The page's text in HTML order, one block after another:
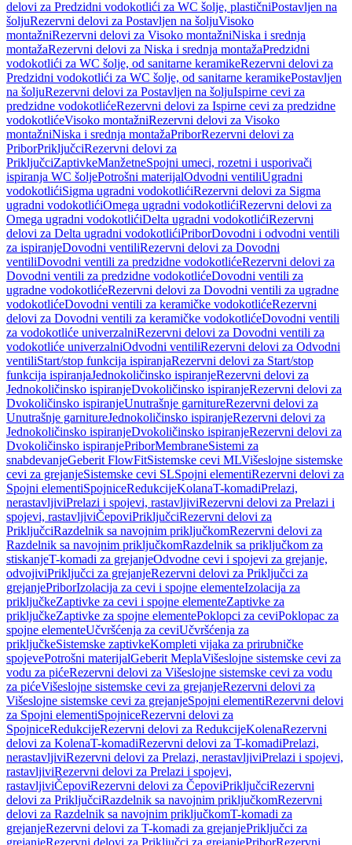
delovi za Predzidni vodokotlići za WC šolje, plastičniPostavljen na
šoljuRezervni delovi za Postavljen na šoljuVisoko
montažniRezervni delovi za Visoko montažniNiska i srednja
montažaRezervni delovi za Niska i srednja montažaPredzidni
vodokotlići za WC šolje, od sanitarne keramikeRezervni delovi za
Predzidni vodokotlići za WC šolje, od sanitarne keramikePostavljen
na šoljuRezervni delovi za Postavljen na šoljuIspirne cevi za
predzidne vodokotlićeRezervni delovi za Ispirne cevi za predzidne
vodokotlićeVisoko montažniRezervni delovi za Visoko
montažniNiska i srednja montažaPriborRezervni delovi za
PriborPriključciRezervni delovi za
PriključciZaptivkeManžetneSpojni umeci, rozetni i usporivači
ispiranja WC šoljePotrošni materijalOdvodni ventiliUgradni
vodokotlićiSigma ugradni vodokotlićiRezervni delovi za Sigma
ugradni vodokotlićiOmega ugradni vodokotlićiRezervni delovi za
Omega ugradni vodokotlićiDelta ugradni vodokotlićiRezervni
delovi za Delta ugradni vodokotlićiPriborDovodni i odvodni ventili
za ispiranjeDovodni ventiliRezervni delovi za Dovodni
ventiliDovodni ventili za predzidne vodokotlićeRezervni delovi za
Dovodni ventili za predzidne vodokotlićeDovodni ventili za
ugradne vodokotlićeRezervni delovi za Dovodni ventili za ugradne
vodokotlićeDovodni ventili za keramičke vodokotlićeRezervni
delovi za Dovodni ventili za keramičke vodokotlićeDovodni ventili
za vodokotliće univerzalniRezervni delovi za Dovodni ventili za
vodokotliće univerzalniOdvodni ventiliRezervni delovi za Odvodni
ventiliStart/stop funkcija ispiranjaRezervni delovi za Start/stop
funkcija ispiranjaJednokoličinsko ispiranjeRezervni delovi za
Jednokoličinsko ispiranjeDvokoličinsko ispiranjeRezervni delovi za
Dvokoličinsko ispiranjeUnutrašnje garnitureRezervni delovi za
Unutrašnje garnitureJednokoličinsko ispiranjeRezervni delovi za
Jednokoličinsko ispiranjeDvokoličinsko ispiranjeRezervni delovi za
Dvokoličinsko ispiranjePriborMembraneSistemi za
snabdevanjeGeberit FlowFitSistemske cevi MLVišeslojne sistemske
cevi za grejanjeSistemske cevi SLSpojni elementiRezervni delovi za
Spojni elementiSpojniceRedukcijeKolanaT-komadiPrelazi,
nerastavljiviPrelazi i spojevi, rastavljiviRezervni delovi za Prelazi i
spojevi, rastavljiviČepoviPriključciRezervni delovi za
PriključciRazdelnik sa navojnim priključkomRezervni delovi za
Razdelnik sa navojnim priključkomRazdelnik sa priključkom za
stiskanjeT-komadi za grejanjeOdvodne cevi i spojevi za grejanje,
odvojiviPriključci za grejanjeRezervni delovi za Priključci za
grejanjePriborIzolacija za cevi i spojne elementeIzolacija za
priključkeZaptivke za cevi i spojne elementeZaptivke za
priključkeZaptivke za spojne elementePoklopci za ceviPoklopac za
spojne elementeUčvršćenja za ceviUčvršćenja za
priključkeSistemske zaptivkeKompleti vijaka za prirubničke
spojevePotrošni materijalGeberit MeplaVišeslojne sistemske cevi za
vodu za pićeRezervni delovi za Višeslojne sistemske cevi za vodu
za pićeVišeslojne sistemske cevi za grejanjeRezervni delovi za
Višeslojne sistemske cevi za grejanjeSpojni elementiRezervni delovi
za Spojni elementiSpojniceRezervni delovi za
SpojniceRedukcijeRezervni delovi za RedukcijeKolenaRezervni
delovi za KolenaT-komadiRezervni delovi za T-komadiPrelazi,
nerastavljiviRezervni delovi za Prelazi, nerastavljiviPrelazi i spojevi,
rastavljiviRezervni delovi za Prelazi i spojevi,
rastavljiviČepoviRezervni delovi za ČepoviPriključciRezervni
delovi za PriključciRazdelnik sa navojnim priključkomRezervni
delovi za Razdelnik sa navojnim priključkomT-komadi za
grejanjeRezervni delovi za T-komadi za grejanjePriključci za
grejanjeRezervni delovi za Priključci za grejanjePriborRezervni